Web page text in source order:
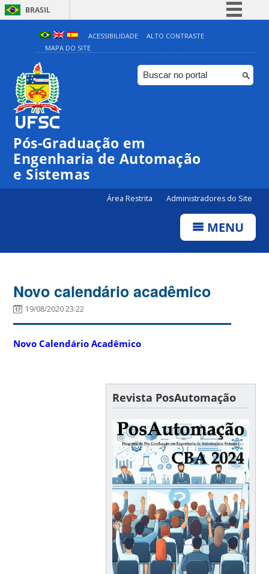
BRASIL
Simplifique!
Comunica BR
Participe
ACESSIBILIDADE
ALTO CONTRASTE
MAPA DO SITE
Pós-Graduação em
Engenharia de Automação
e Sistemas
Área Restrita Administradores do Site
MENU
Novo calendário acadêmico
19/08/2020 23:22
Novo Calendário Acadêmico
Revista PosAutomação